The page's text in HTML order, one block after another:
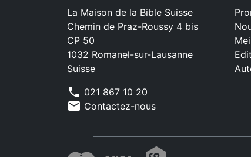
La Maison de la Bible Suisse
Chemin de Praz-Roussy 4 bis
CP 50
1032 Romanel-sur-Lausanne
Suisse
phone 021 867 10 20
mail Contactez-nous